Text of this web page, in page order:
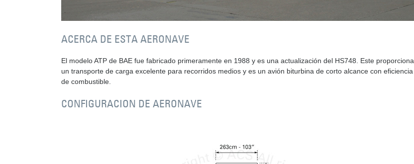
ACERCA DE ESTA AERONAVE
El modelo ATP de BAE fue fabricado primeramente en 1988 y es una actualización del HS748. Este proporciona
un transporte de carga excelente para recorridos medios y es un avión biturbina de corto alcance con eficiencia
de combustible.
CONFIGURACION DE AERONAVE